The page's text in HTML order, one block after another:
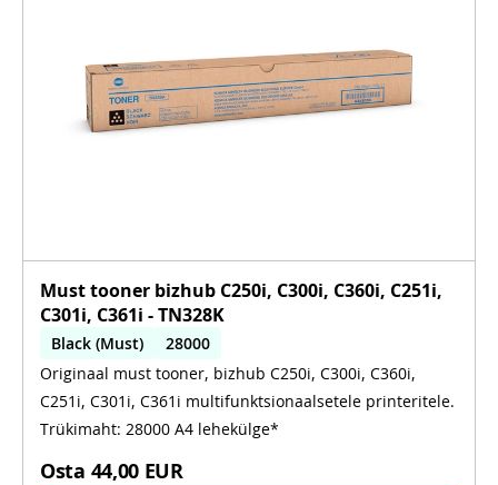
Must tooner bizhub C250i, C300i, C360i, C251i,
C301i, C361i - TN328K
Black (Must)
28000
C250i, C300i, C360i, C251i, C301i, C361i
Originaal must tooner, bizhub C250i, C300i, C360i,
C251i, C301i, C361i multifunktsionaalsetele printeritele.
Trükimaht: 28000 A4 lehekülge*
Osta 44,00 EUR